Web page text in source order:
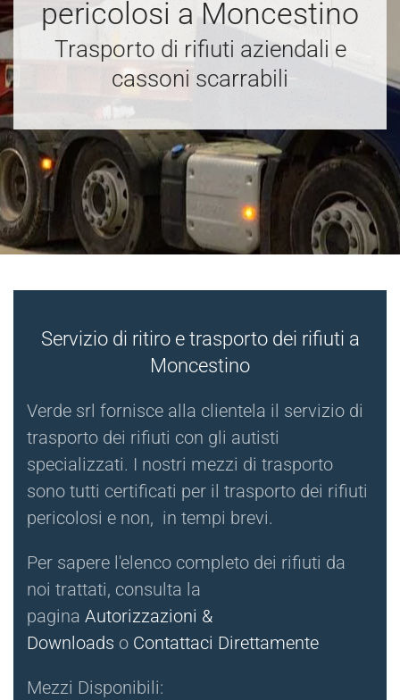
pericolosi a Moncestino
Trasporto di rifiuti aziendali e
cassoni scarrabili
Servizio di ritiro e trasporto dei rifiuti a
Moncestino
Verde srl fornisce alla clientela il servizio di
trasporto dei rifiuti con gli autisti
specializzati. I nostri mezzi di trasporto
sono tutti certificati per il trasporto dei rifiuti
pericolosi e non, in tempi brevi.
Per sapere l'elenco completo dei rifiuti da
noi trattati, consulta la
pagina Autorizzazioni &
Downloads o Contattaci Direttamente
Mezzi Disponibili: